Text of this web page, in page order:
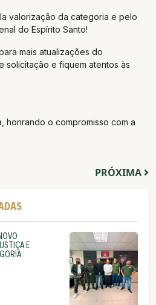
valorização da categoria e pelo
do Espírito Santo!
mais atualizações do
solicitação e fiquem atentos às
honrando o compromisso com a
PRÓXIMA
E